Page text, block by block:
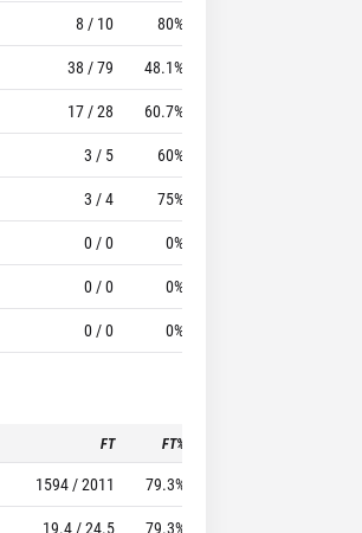
8 / 10 80%
38 / 79 48.1%
17 / 28 60.7%
3 / 5 60%
3 / 4 75%
0 / 0 0%
0 / 0 0%
0 / 0 0%
FT FT%
1594 / 2011 79.3%
19.4 / 24.5 79.3%